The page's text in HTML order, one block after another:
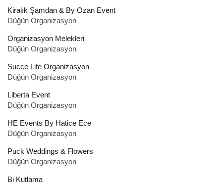
Kiralık Şamdan & By Ozan Event
Düğün Organizasyon
Organizasyon Melekleri
Düğün Organizasyon
Succe Life Organizasyon
Düğün Organizasyon
Liberta Event
Düğün Organizasyon
HE Events By Hatice Ece
Düğün Organizasyon
Puck Weddings & Flowers
Düğün Organizasyon
Bi Kutlama